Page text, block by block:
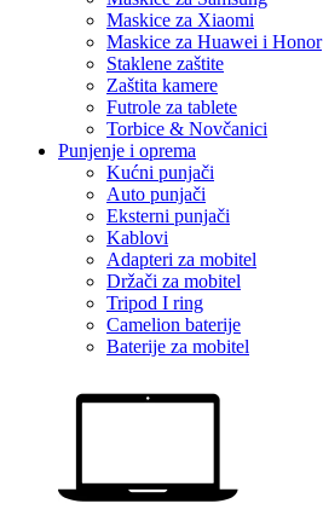
Maskice za Xiaomi
Maskice za Huawei i Honor
Staklene zaštite
Zaštita kamere
Futrole za tablete
Torbice & Novčanici
Punjenje i oprema
Kućni punjači
Auto punjači
Eksterni punjači
Kablovi
Adapteri za mobitel
Držači za mobitel
Tripod I ring
Camelion baterije
Baterije za mobitel